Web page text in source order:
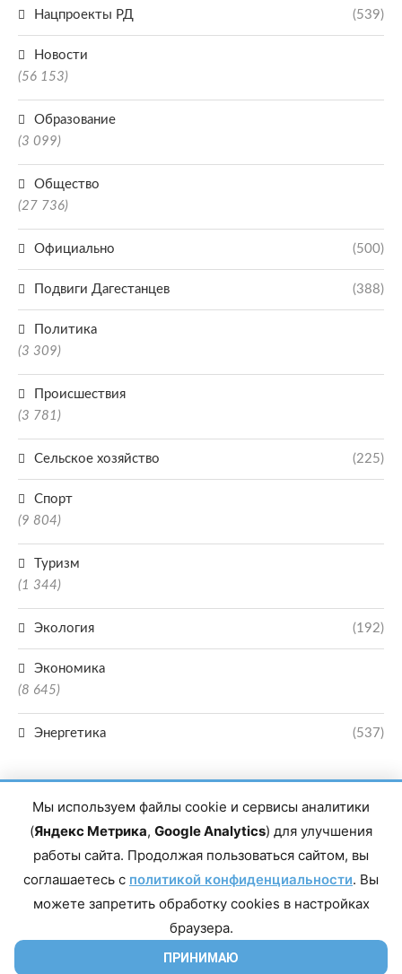
Нацпроекты РД (539)
Новости
(56 153)
Образование
(3 099)
Общество
(27 736)
Официально (500)
Подвиги Дагестанцев (388)
Политика
(3 309)
Происшествия
(3 781)
Сельское хозяйство (225)
Спорт
(9 804)
Туризм
(1 344)
Экология (192)
Экономика
(8 645)
Энергетика (537)
Главный редактор сетевого издания Магомаев Тимур Нухович. Контакты
редакции: 8(988)-292-94-34 Почта: vestiskfo@gmail.com По вопросам
Дагестан, г. Махачкала, пр-т Насрутдинова, д. 1а. Все права защищены.
Копирование и использование полных материалов запрещено, частичное
цитирование возможно только при условии гиперссылки на сайт mirmol.ru.
Мы используем файлы cookie и сервисы аналитики
(Яндекс Метрика, Google Analytics) для улучшения
работы сайта. Продолжая пользоваться сайтом, вы
соглашаетесь с политикой конфиденциальности. Вы
можете запретить обработку cookies в настройках
браузера.
ПРИНИМАЮ